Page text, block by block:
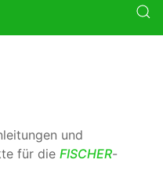
und
für die FISCHER-